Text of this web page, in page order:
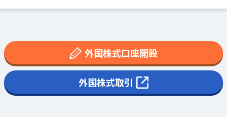
外国株式口座開設
外国株式取引